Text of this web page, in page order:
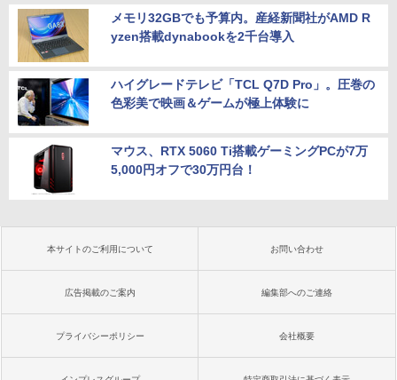
メモリ32GBでも予算内。産経新聞社がAMD R
yzen搭載dynabookを2千台導入
ハイグレードテレビ「TCL Q7D Pro」。圧巻の
色彩美で映画＆ゲームが極上体験に
マウス、RTX 5060 Ti搭載ゲーミングPCが7万
5,000円オフで30万円台！
本サイトのご利用について お問い合わせ
広告掲載のご案内 編集部へのご連絡
プライバシーポリシー 会社概要